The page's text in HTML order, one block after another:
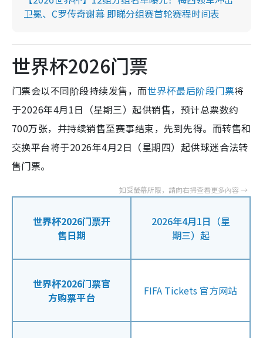
卫冕、C罗传奇谢幕 即睇分组赛首轮赛程时间表
世界杯2026门票
门票会以不同阶段持续发售，而世界杯最后阶段门票将
于2026年4月1日（星期三）起供销售，预计总票数约
700万张，并持续销售至赛事结束，先到先得。而转售和
交换平台将于2026年4月2日（星期四）起供球迷合法转
售门票。
世界杯2026门票开
售日期
2026年4月1日（星
期三）起
世界杯2026门票官
方购票平台
FIFA Tickets 官方网站